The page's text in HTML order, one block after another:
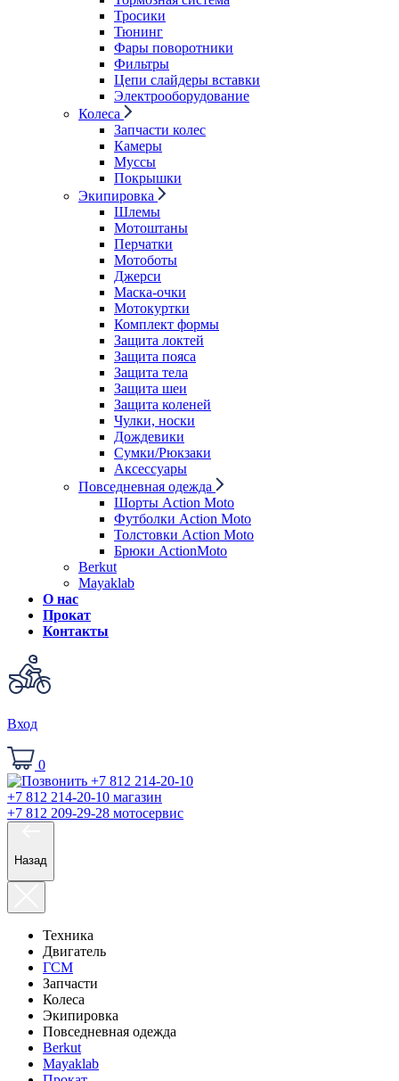
Тросики
Тюнинг
Фары поворотники
Фильтры
Цепи слайдеры вставки
Электрооборудование
Колеса
Запчасти колес
Камеры
Муссы
Покрышки
Экипировка
Шлемы
Мотоштаны
Перчатки
Мотоботы
Джерси
Маска-очки
Мотокуртки
Комплект формы
Защита локтей
Защита пояса
Защита тела
Защита шеи
Защита коленей
Чулки, носки
Дождевики
Сумки/Рюкзаки
Аксессуары
Повседневная одежда
Шорты Action Moto
Футболки Action Moto
Толстовки Action Moto
Брюки ActionMoto
Berkut
Mayaklab
О нас
Прокат
Контакты
Вход
0
+7 812 214-20-10 магазин
+7 812 209-29-28 мотосервис
Назад
Техника
Двигатель
ГСМ
Запчасти
Колеса
Экипировка
Повседневная одежда
Berkut
Mayaklab